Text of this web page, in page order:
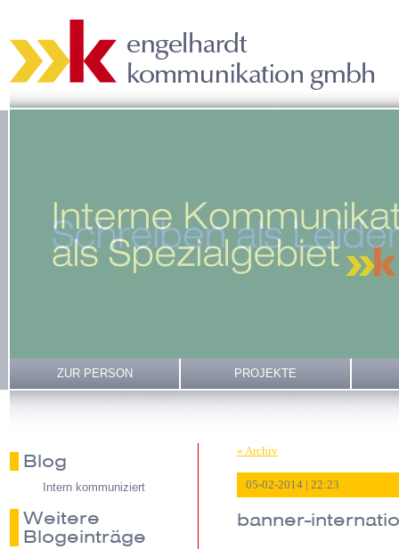
ZUR PERSON PROJEKTE
Blog
Intern kommuniziert
Weitere
Blogeinträge
» Archiv
05-02-2014 | 22:23
banner-